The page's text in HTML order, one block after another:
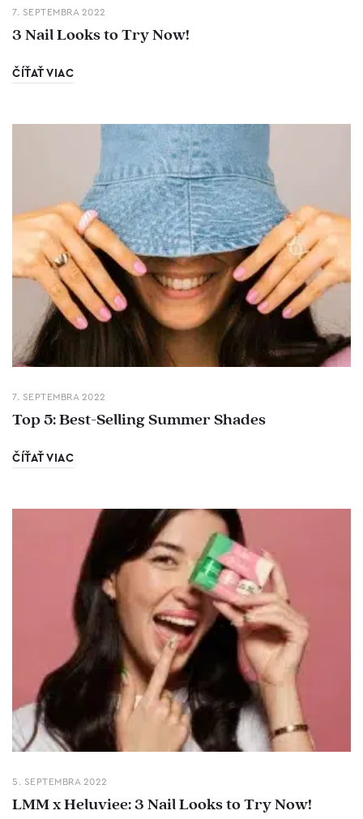
7. SEPTEMBRA 2022
3 Nail Looks to Try Now!
ČÍŤAŤ VIAC
7. SEPTEMBRA 2022
Top 5: Best-Selling Summer Shades
ČÍŤAŤ VIAC
5. SEPTEMBRA 2022
LMM x Heluviee: 3 Nail Looks to Try Now!